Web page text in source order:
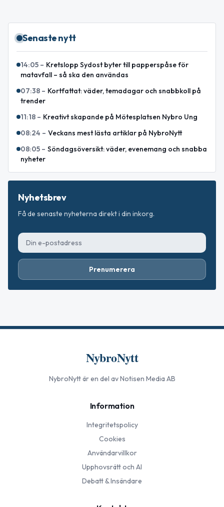
Senaste nytt
14:05 – Kretslopp Sydost byter till papperspåse för
matavfall – så ska den användas
07:38 – Kortfattat: väder, temadagar och snabbkoll på
trender
11:18 – Kreativt skapande på Mötesplatsen Nybro Ung
08:24 – Veckans mest lästa artiklar på NybroNytt
08:05 – Söndagsöversikt: väder, evenemang och snabba
nyheter
Nyhetsbrev
Få de senaste nyheterna direkt i din inkorg.
Prenumerera
NybroNytt
NybroNyttär en del av Notisen Media AB
Information
Integritetspolicy
Cookies
Användarvillkor
Upphovsrätt och AI
Debatt & Insändare